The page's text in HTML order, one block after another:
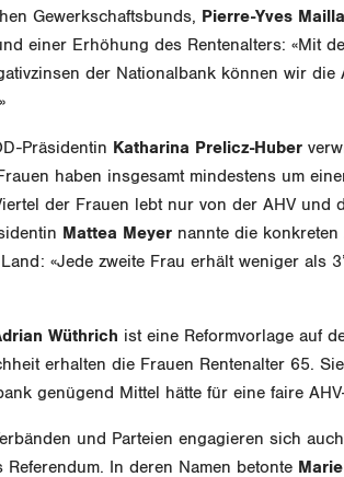
Gewerkschaftsbunds, Pierre-Yves
einer Erhöhung des Rentenalters: «Mit
der Nationalbank können wir die
Präsidentin Katharina Prelicz-Huber
haben insgesamt mindestens um
der Frauen lebt nur von der AHV und
Mattea Meyer nannte die
«Jede zweite Frau erhält weniger als
Wüthrich ist eine Reformvorlage auf
erhalten die Frauen Rentenalter 65.
genügend Mittel hätte für eine faire
und Parteien engagieren sich
In deren Namen betonte